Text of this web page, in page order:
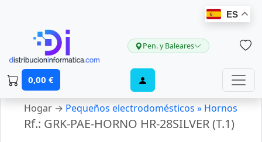
ES
Pen. y Baleares
0,00 €
Hogar → Pequeños electrodomésticos » Hornos
Rf.: GRK-PAE-HORNO HR-28SILVER (T.1)